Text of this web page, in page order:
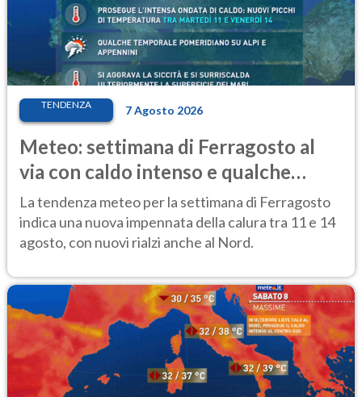
TENDENZA 7 Agosto 2026
Meteo: settimana di Ferragosto al
via con caldo intenso e qualche
temporale
La tendenza meteo per la settimana di Ferragosto
indica una nuova impennata della calura tra 11 e 14
agosto, con nuovi rialzi anche al Nord.